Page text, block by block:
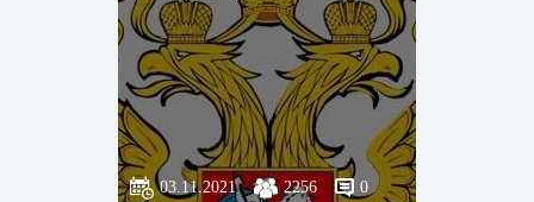
03.11.2021 2256 0